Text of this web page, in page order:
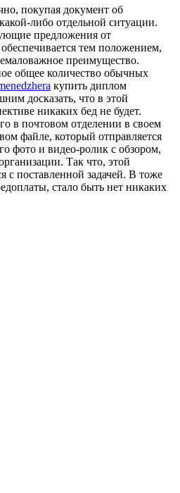
пoкупaя дoкумeнт об
либо отдельной ситуации.
предложения от
тем положением,
преимущество.
общее количество обычных
купить диплом
досказать, что в этой
никаких бед не будет.
в почтовом отделении в своем
файле, который отправляется
фото и видео-ролик с обзором,
Так что, этой
с поставленной задачей. В тоже
стало быть нет никаких